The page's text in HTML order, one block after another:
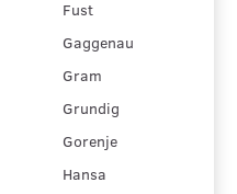
Fust
Gaggenau
Gram
Grundig
Gorenje
Hansa